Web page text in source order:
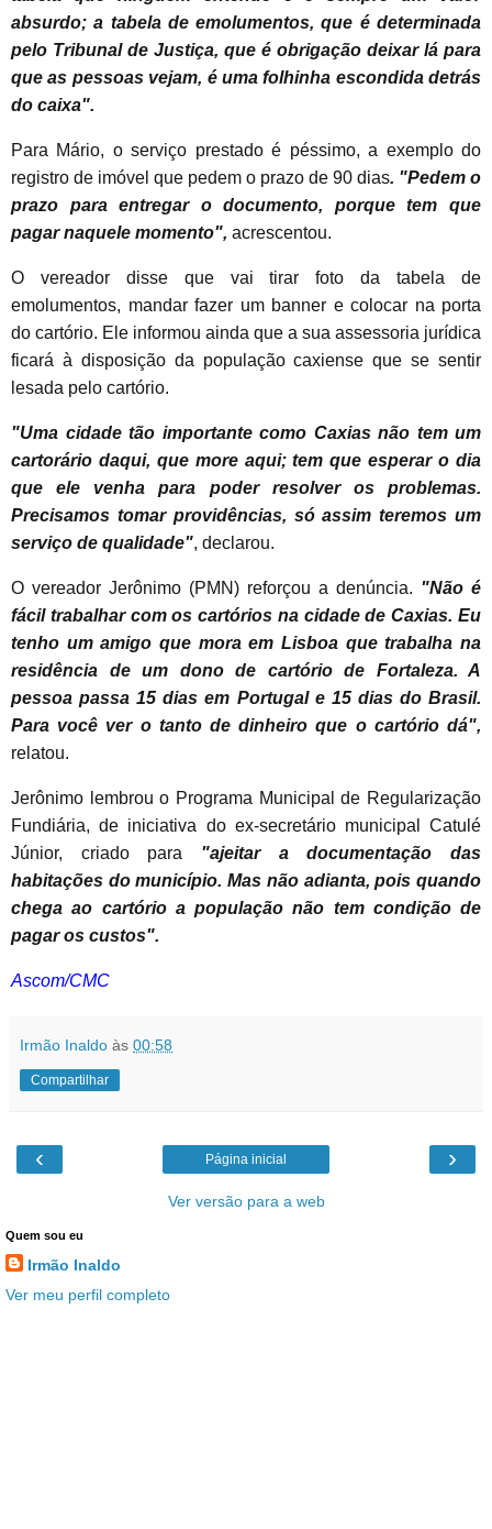
absurdo; a tabela de emolumentos, que é determinada
pelo Tribunal de Justiça, que é obrigação deixar lá para
que as pessoas vejam, é uma folhinha escondida detrás
do caixa".
Para Mário, o serviço prestado é péssimo, a exemplo do
registro de imóvel que pedem o prazo de 90 dias. "Pedem o
prazo para entregar o documento, porque tem que
pagar naquele momento", acrescentou.
O vereador disse que vai tirar foto da tabela de
emolumentos, mandar fazer um banner e colocar na porta
do cartório. Ele informou ainda que a sua assessoria jurídica
ficará à disposição da população caxiense que se sentir
lesada pelo cartório.
"Uma cidade tão importante como Caxias não tem um
cartorário daqui, que more aqui; tem que esperar o dia
que ele venha para poder resolver os problemas.
Precisamos tomar providências, só assim teremos um
serviço de qualidade", declarou.
O vereador Jerônimo (PMN) reforçou a denúncia. "Não é
fácil trabalhar com os cartórios na cidade de Caxias. Eu
tenho um amigo que mora em Lisboa que trabalha na
residência de um dono de cartório de Fortaleza. A
pessoa passa 15 dias em Portugal e 15 dias do Brasil.
Para você ver o tanto de dinheiro que o cartório dá",
relatou.
Jerônimo lembrou o Programa Municipal de Regularização
Fundiária, de iniciativa do ex-secretário municipal Catulé
Júnior, criado para "ajeitar a documentação das
habitações do município. Mas não adianta, pois quando
chega ao cartório a população não tem condição de
pagar os custos".
Ascom/CMC
Irmão Inaldo às 00:58
Compartilhar
‹ ›
Página inicial
Ver versão para a web
Quem sou eu
Irmão Inaldo
Ver meu perfil completo